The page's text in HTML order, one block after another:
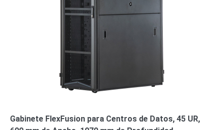
Gabinete FlexFusion para Centros de Datos, 45 UR,